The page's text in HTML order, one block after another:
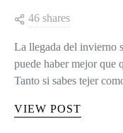
46 shares
La llegada del invierno
puede haber mejor que
Tanto si sabes tejer
VIEW POST